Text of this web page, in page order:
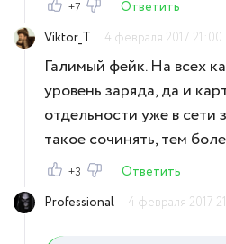
+7
Ответить
Viktor_T
4 февраля 2017 21:00
Галимый фейк. На всех
уровень заряда, да и
отдельности уже в сети
такое сочинять, тем
+3
Ответить
Professional
4 февраля 2017